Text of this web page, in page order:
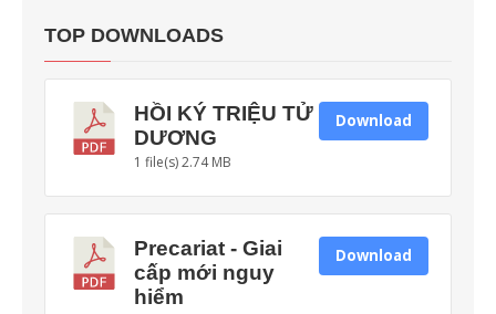
TOP DOWNLOADS
HỒI KÝ TRIỆU TỬ
DƯƠNG
1 file(s)2.74 MB
Download
Precariat - Giai
cấp mới nguy
hiểm
Download